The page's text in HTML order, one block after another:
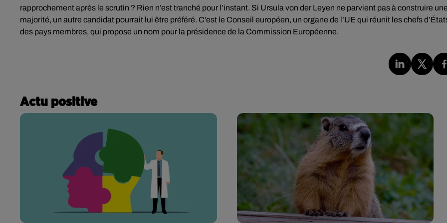
rapprochement après le scrutin ? Rien n’est tranché pour l’instant. Si Ursula von der Leyen ne parvient pas à construire
majorité, un autre candidat pourrait lui être préféré. C’est le Conseil européen, un organe de l’UE qui réunit les chefs
des pays membres, qui propose un nom pour la présidence de la Commission Européenne.
Actu positive